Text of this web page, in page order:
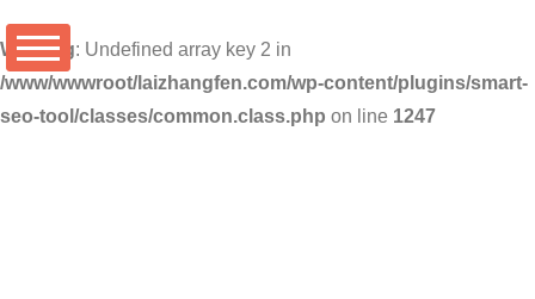
Warning: Undefined array key 2 in
/www/wwwroot/laizhangfen.com/wp-content/plugins/smart-
seo-tool/classes/common.class.php on line 1247